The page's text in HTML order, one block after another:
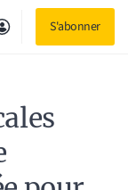
S'abonner